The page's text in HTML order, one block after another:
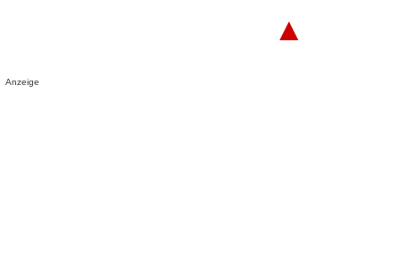
▲
Anzeige